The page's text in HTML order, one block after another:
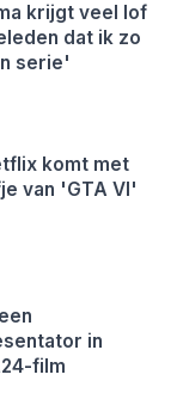
krijgt veel lof
dat ik zo
serie'
komt met
van 'GTA VI'
in
film